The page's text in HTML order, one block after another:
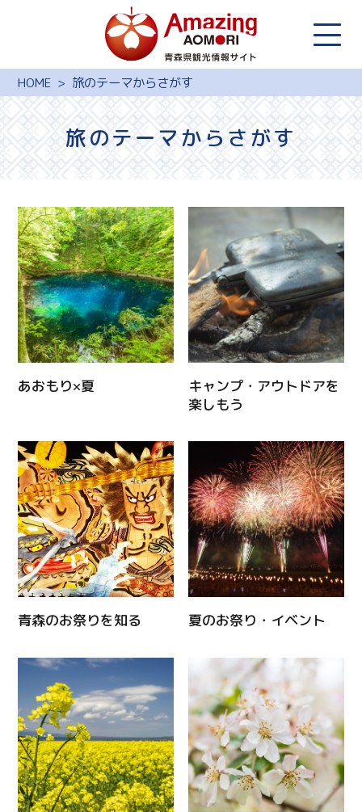
HOME 旅のテーマからさがす
旅のテーマからさがす
あおもり×夏
キャンプ・アウトドアを
楽しもう
青森のお祭りを知る 夏のお祭り・イベント